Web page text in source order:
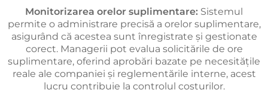
Monitorizarea orelor suplimentare: Sistemul
permite o administrare precisă a orelor suplimentare,
asigurând că acestea sunt înregistrate și gestionate
corect. Managerii pot evalua solicitările de ore
suplimentare, oferind aprobări bazate pe necesitățile
reale ale companiei și reglementările interne, acest
lucru contribuie la controlul costurilor.